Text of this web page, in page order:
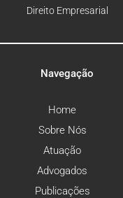
Navegação
Home
Sobre Nós
Atuação
Advogados
Publicações
Direito Empresarial